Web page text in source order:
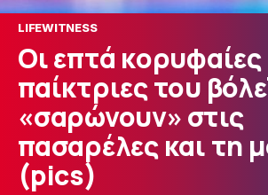
LIFEWITNESS
Οι επτά κορυφαίες
παίκτριες του
«σαρώνουν» στις
πασαρέλες και τη
(pics)